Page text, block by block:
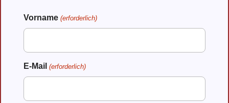
Vorname (erforderlich)
E-Mail (erforderlich)